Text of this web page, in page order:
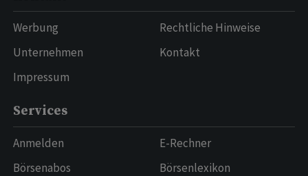
Werbung
Unternehmen
Impressum
Rechtliche Hinweise
Kontakt
Services
Anmelden
Börsenabos
E-Rechner
Börsenlexikon